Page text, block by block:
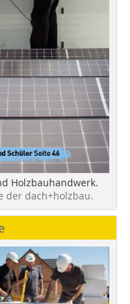
Holzbauhandwerk.
der dach+holzbau.